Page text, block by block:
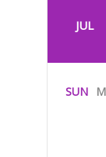
JUL
SUN